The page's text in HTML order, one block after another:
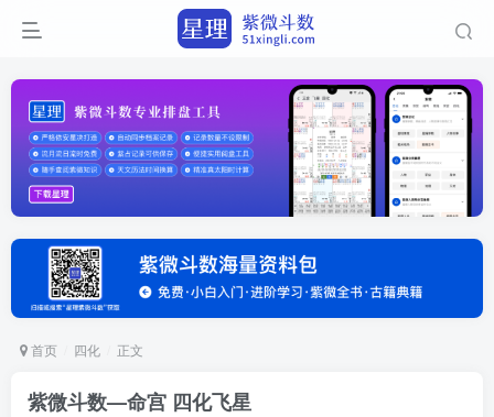
首页 四化 正文
紫微斗数—命宫 四化飞星